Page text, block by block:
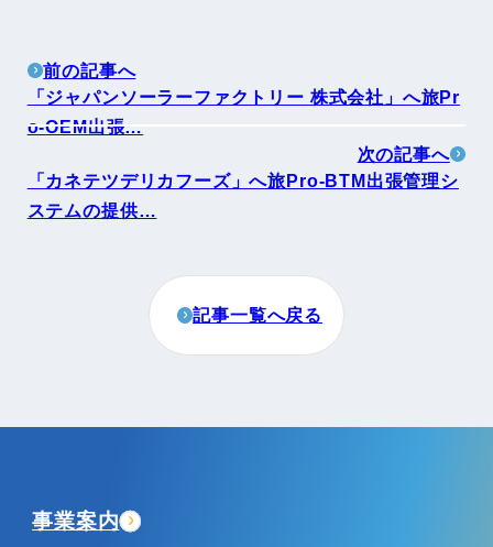
前の記事へ
「ジャパンソーラーファクトリー 株式会社」へ旅Pr
o-OEM出張…
次の記事へ
「カネテツデリカフーズ」へ旅Pro-BTM出張管理シ
ステムの提供…
記事一覧へ戻る
事業案内